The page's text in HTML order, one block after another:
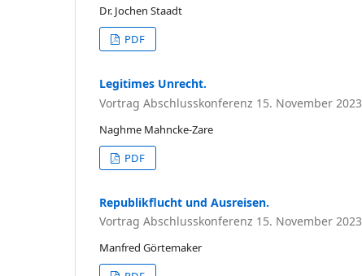
Dr. Jochen Staadt
PDF
Legitimes Unrecht.
Vortrag Abschlusskonferenz 15. November 2023
Naghme Mahncke-Zare
PDF
Republikflucht und Ausreisen.
Vortrag Abschlusskonferenz 15. November 2023
Manfred Görtemaker